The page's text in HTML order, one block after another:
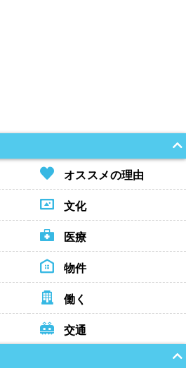
オススメの理由
文化
医療
物件
働く
交通